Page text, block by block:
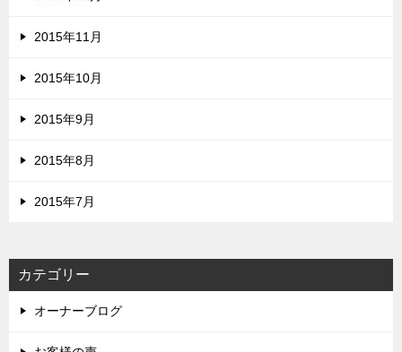
2015年11月
2015年10月
2015年9月
2015年8月
2015年7月
カテゴリー
オーナーブログ